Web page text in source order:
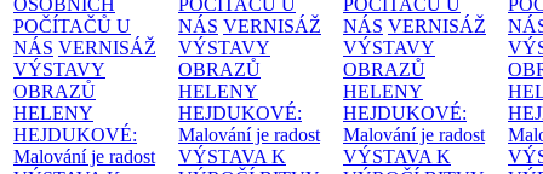
OSOBNÍCH
POČÍTAČŮ U
NÁS VERNISÁŽ
VÝSTAVY
OBRAZŮ
HELENY
HEJDUKOVÉ:
Malování je radost
POČÍTAČŮ U
NÁS VERNISÁŽ
VÝSTAVY
OBRAZŮ
HELENY
HEJDUKOVÉ:
Malování je radost
VÝSTAVA K
POČÍTAČŮ U
NÁS VERNISÁŽ
VÝSTAVY
OBRAZŮ
HELENY
HEJDUKOVÉ:
Malování je radost
VÝSTAVA K